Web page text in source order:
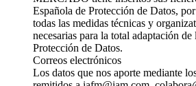
Española de Protección de Datos,
todas las medidas técnicas y
necesarias para la total adaptación
Protección de Datos.
Correos electrónicos
Los datos que nos aporte mediante